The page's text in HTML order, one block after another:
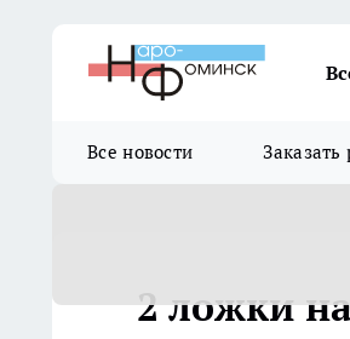
Все новости Заказать
2 ложки